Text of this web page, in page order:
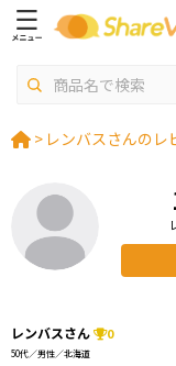
> レンバスさんのレ
レンバスさん 0
50代／男性／北海道